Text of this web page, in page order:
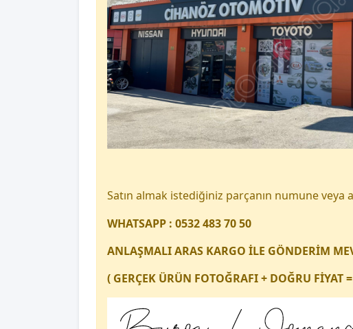
Satın almak istediğiniz parçanın numune veya
WHATSAPP : 0532 483 70 50
ANLAŞMALI ARAS KARGO İLE GÖNDERİM
( GERÇEK ÜRÜN FOTOĞRAFI + DOĞRU FİYAT